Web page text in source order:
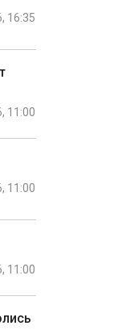
16:35
11:00
11:00
11:00